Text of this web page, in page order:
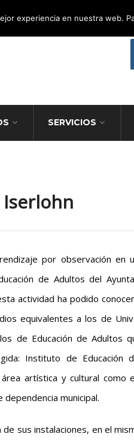
SERVICIOS
por observación en
de Adultos del
actividad ha podido
equivalentes a los de
de Educación de Adultos
Instituto de Educación
artística y cultural como
municipal.
sus instalaciones, en el
experiencia en nuestra web.